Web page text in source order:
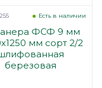
Есть в наличии